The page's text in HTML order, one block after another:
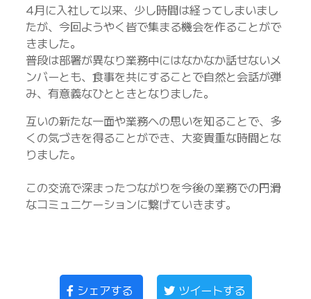
4月に入社して以来、少し時間は経ってしまいまし
たが、今回ようやく皆で集まる機会を作ることがで
きました。
普段は部署が異なり業務中にはなかなか話せないメ
ンバーとも、食事を共にすることで自然と会話が弾
み、有意義なひとときとなりました。
互いの新たな一面や業務への思いを知ることで、多
くの気づきを得ることができ、大変貴重な時間とな
りました。
この交流で深まったつながりを今後の業務での円滑
なコミュニケーションに繋げていきます。
シェアする ツイートする